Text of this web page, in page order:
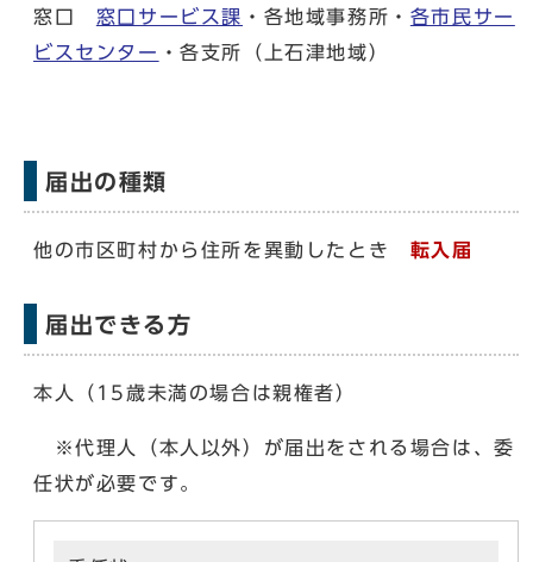
窓口 窓口サービス課 ・各地域事務所・ 各市民サー
ビスセンター ・各支所（上石津地域）
届出の種類
他の市区町村から住所を異動したとき 転入届
届出できる方
本人（15歳未満の場合は親権者）
※代理人（本人以外）が届出をされる場合は、委
任状が必要です。